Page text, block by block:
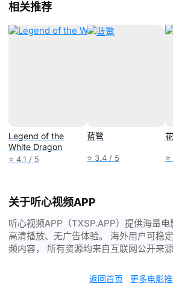
相关推荐
Legend of the
White Dragon
⭐ 4.1 / 5
蓝鹭
⭐ 3.4 / 5
关于听心视频APP
听心视频APP（TXSP.APP）提供海量
高清播放、无广告体验。 海外用户可稳
频内容， 所有资源均来自互联网公开来源
返回首页 更多电影